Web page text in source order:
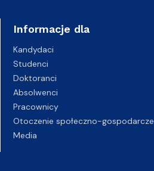
Informacje dla
Kandydaci
Studenci
Doktoranci
Absolwenci
Pracownicy
Otoczenie społeczno-gospodarcze
Media